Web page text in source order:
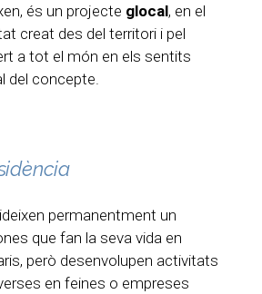
és un projecte glocal, en el
creat des del territori i pel
a tot el món en els sentits
del concepte.
permanentment un
que fan la seva vida en
però desenvolupen activitats
en feines o empreses